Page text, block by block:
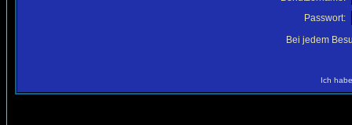
Passwort:
Bei jedem
Ich